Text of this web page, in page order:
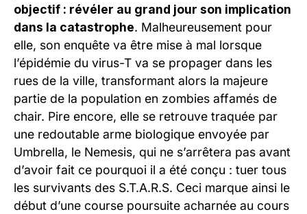
objectif : révéler au grand jour son implication
dans la catastrophe. Malheureusement pour
elle, son enquête va être mise à mal lorsque
l’épidémie du virus-T va se propager dans les
rues de la ville, transformant alors la majeure
partie de la population en zombies affamés de
chair. Pire encore, elle se retrouve traquée par
une redoutable arme biologique envoyée par
Umbrella, le Nemesis, qui ne s’arrêtera pas avant
d’avoir fait ce pourquoi il a été conçu : tuer tous
les survivants des S.T.A.R.S. Ceci marque ainsi le
début d’une course poursuite acharnée au cours